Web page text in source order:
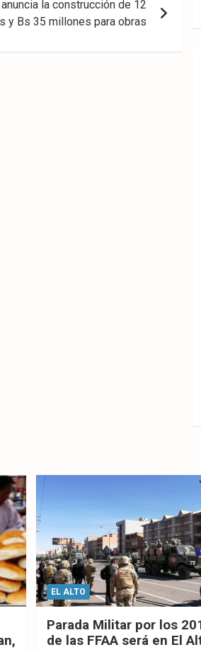
la construcción de 12
y Bs 35 millones para obras
EL ALTO
Parada Militar por los
de las FFAA será en El